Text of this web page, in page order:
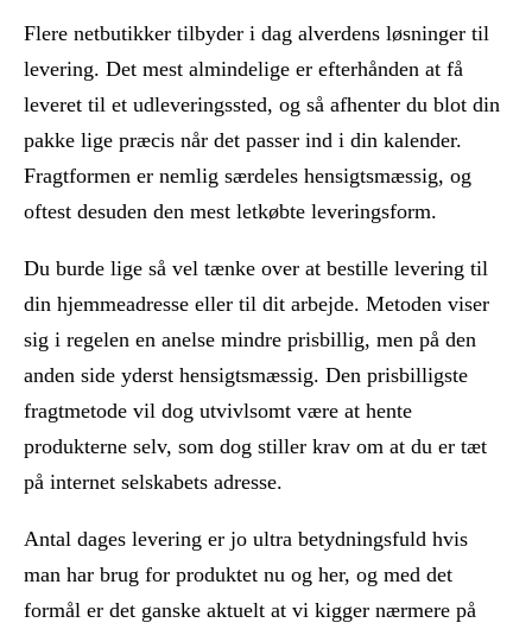
Flere netbutikker tilbyder i dag alverdens løsninger til
levering. Det mest almindelige er efterhånden at få
leveret til et udleveringssted, og så afhenter du blot din
pakke lige præcis når det passer ind i din kalender.
Fragtformen er nemlig særdeles hensigtsmæssig, og
oftest desuden den mest letkøbte leveringsform.
Du burde lige så vel tænke over at bestille levering til
din hjemmeadresse eller til dit arbejde. Metoden viser
sig i regelen en anelse mindre prisbillig, men på den
anden side yderst hensigtsmæssig. Den prisbilligste
fragtmetode vil dog utvivlsomt være at hente
produkterne selv, som dog stiller krav om at du er tæt
på internet selskabets adresse.
Antal dages levering er jo ultra betydningsfuld hvis
man har brug for produktet nu og her, og med det
formål er det ganske aktuelt at vi kigger nærmere på